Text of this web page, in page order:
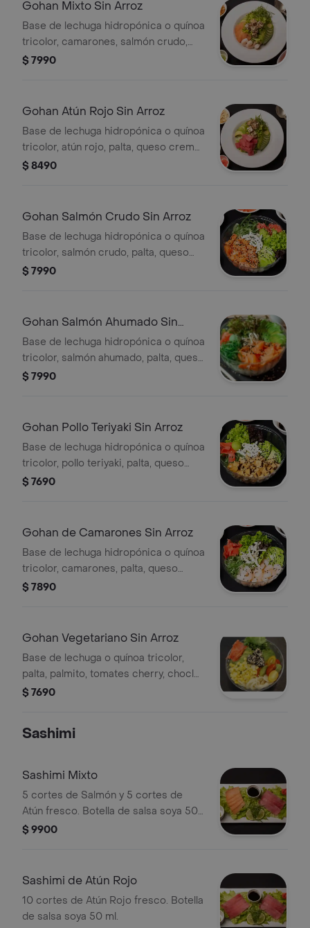
Gohan Mixto Sin Arroz
Base de lechuga hidropónica o quínoa
tricolor, camarones, salmón crudo,
palta, queso crema, sésamo y
$ 7990
Gohan Atún Rojo Sin Arroz
Base de lechuga hidropónica o quínoa
tricolor, atún rojo, palta, queso crema,
sésamo y cebollín. Elige con qué salsa
$ 8490
Gohan Salmón Crudo Sin Arroz
Base de lechuga hidropónica o quínoa
tricolor, salmón crudo, palta, queso
crema, sésamo y cebollín. Elige con
$ 7990
Gohan Salmón Ahumado Sin
Arroz
Base de lechuga hidropónica o quínoa
tricolor, salmón ahumado, palta, queso
crema, sésamo y cebollín. Elige con
$ 7990
Gohan Pollo Teriyaki Sin Arroz
Base de lechuga hidropónica o quínoa
tricolor, pollo teriyaki, palta, queso
crema, sésamo y cebollín. Elige con
$ 7690
Gohan de Camarones Sin Arroz
Base de lechuga hidropónica o quínoa
tricolor, camarones, palta, queso
crema, sésamo y cebollín. Elige con
$ 7890
Gohan Vegetariano Sin Arroz
Base de lechuga o quínoa tricolor,
palta, palmito, tomates cherry, choclo,
queso crema, sésamo y cebollín. Elige
$ 7690
Sashimi
Sashimi Mixto
5 cortes de Salmón y 5 cortes de
Atún fresco. Botella de salsa soya 50
ml.
$ 9900
Sashimi de Atún Rojo
10 cortes de Atún Rojo fresco. Botella
de salsa soya 50 ml.